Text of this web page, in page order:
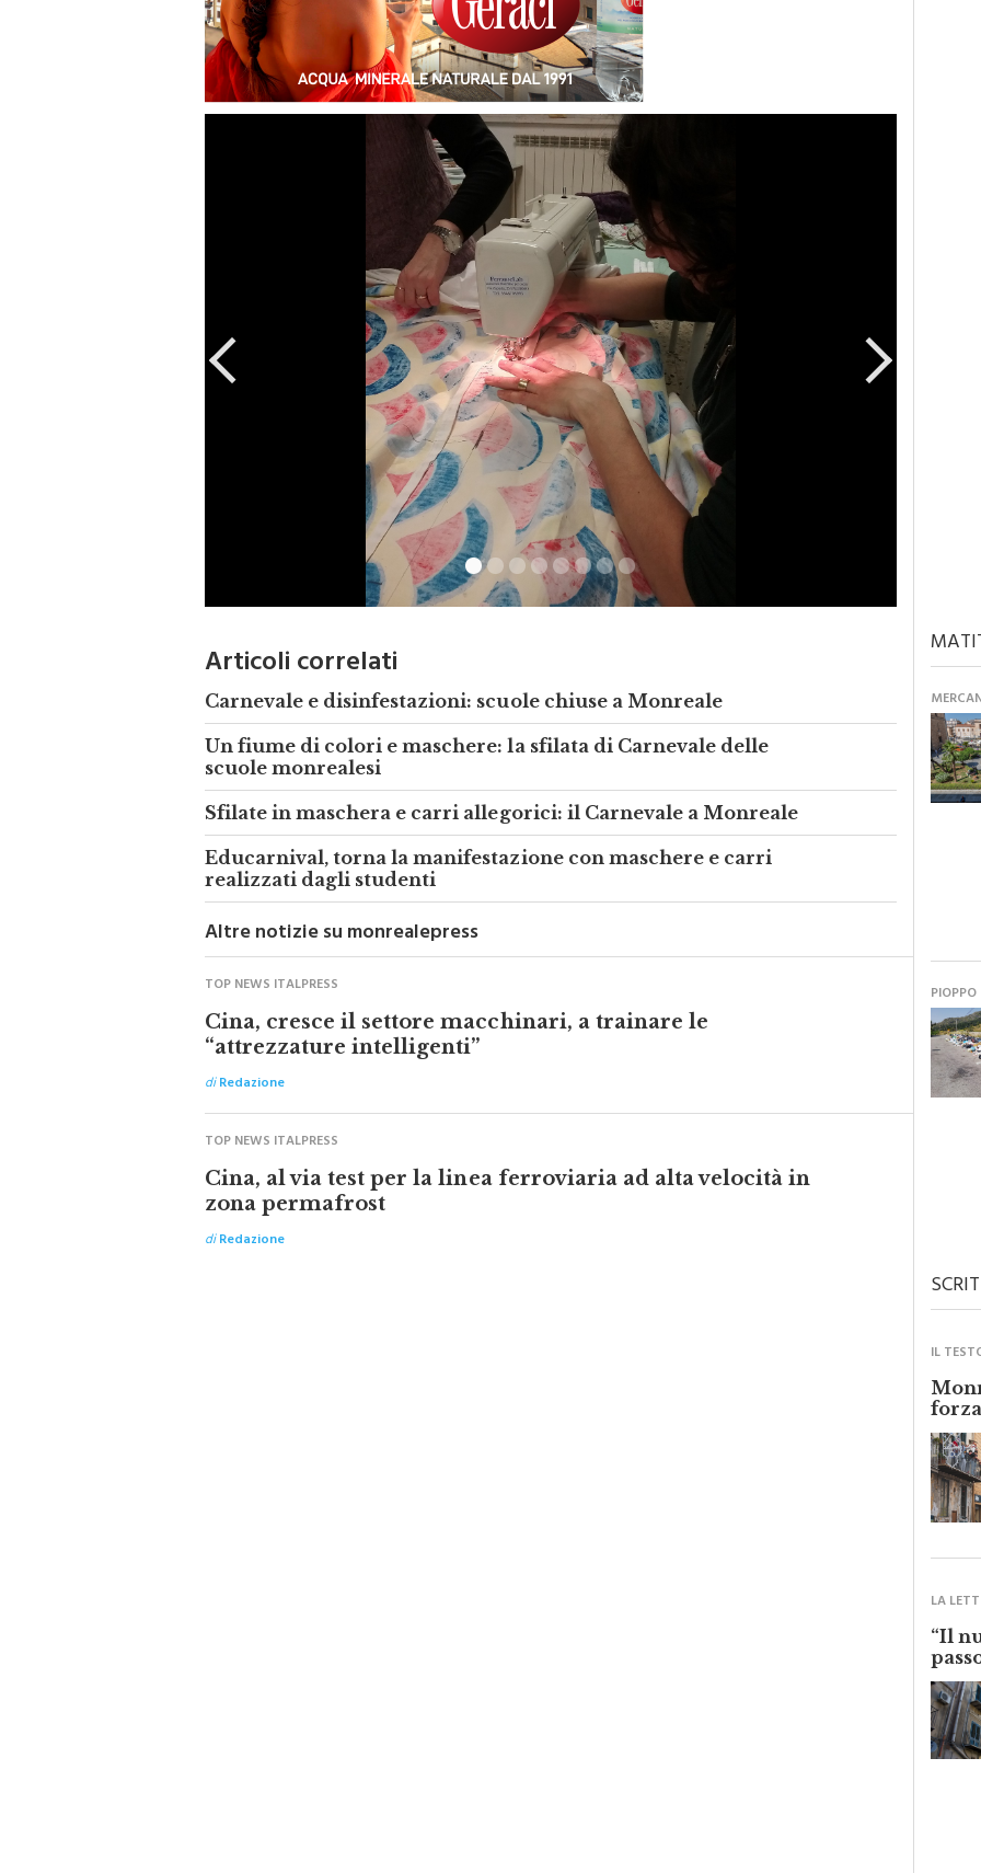
Articoli correlati
Carnevale e disinfestazioni: scuole chiuse a Monreale
Un fiume di colori e maschere: la sfilata di Carnevale delle
scuole monrealesi
Sfilate in maschera e carri allegorici: il Carnevale a Monreale
Educarnival, torna la manifestazione con maschere e carri
realizzati dagli studenti
Altre notizie su monrealepress
TOP NEWS ITALPRESS
Cina, cresce il settore macchinari, a trainare le
“attrezzature intelligenti”
diRedazione
TOP NEWS ITALPRESS
Cina, al via test per la linea ferroviaria ad alta velocità in
zona permafrost
diRedazione
PIOPPO
IL
LA
“Il